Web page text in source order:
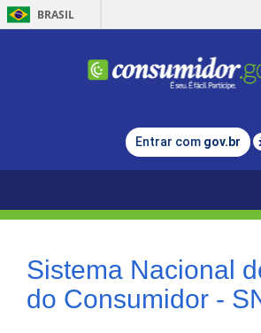
BRASIL
Entrar com gov.br
Sistema Nacional
do Consumidor -